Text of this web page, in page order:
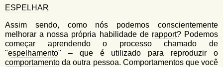
ESPELHAR
Assim sendo, como nós podemos conscientemente
melhorar a nossa própria habilidade de rapport? Podemos
começar aprendendo o processo chamado de
"espelhamento" – que é utilizado para reproduzir o
comportamento da outra pessoa. Comportamentos que você